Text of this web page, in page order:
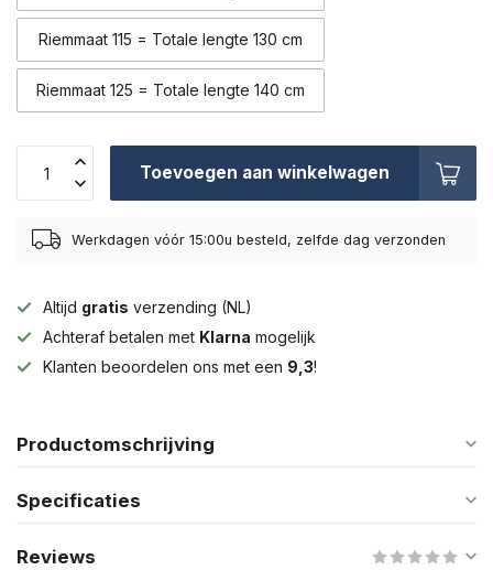
Riemmaat 115 = Totale lengte 130 cm
Riemmaat 125 = Totale lengte 140 cm
Toevoegen aan winkelwagen
Werkdagen vóór 15:00u besteld, zelfde dag verzonden
Altijd gratis verzending (NL)
Achteraf betalen met Klarna mogelijk
Klanten beoordelen ons met een 9,3!
Productomschrijving
Specificaties
Reviews